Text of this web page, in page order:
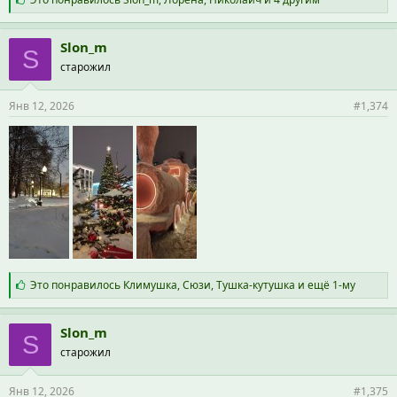
и
м
п
а
т
и
:
S Slon_m
старожил
Янв 12, 2026 #1,374
С
и
м
п
а
т
и
Это понравилось Климушка,Сюзи,Тушка-кутушка и ещё 1-му
S Slon_m
старожил
Янв 12, 2026 #1,375